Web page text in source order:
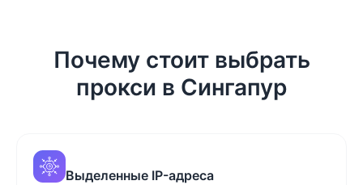
Почему стоит выбрать
прокси в Сингапур
Выделенные IP-адреса